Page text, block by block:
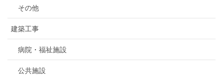
その他
建築工事
病院・福祉施設
公共施設